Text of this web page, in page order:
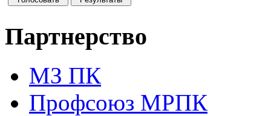
Партнерство
МЗ ПК
Профсоюз МРПК